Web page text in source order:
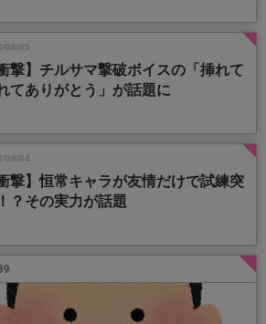
08/05
衝撃】チルサマ撃破ボイスの「挿れて
てありがとう」が話題に
08/04
衝撃】恒常キャラが友情だけで試練突
？その実力が話題